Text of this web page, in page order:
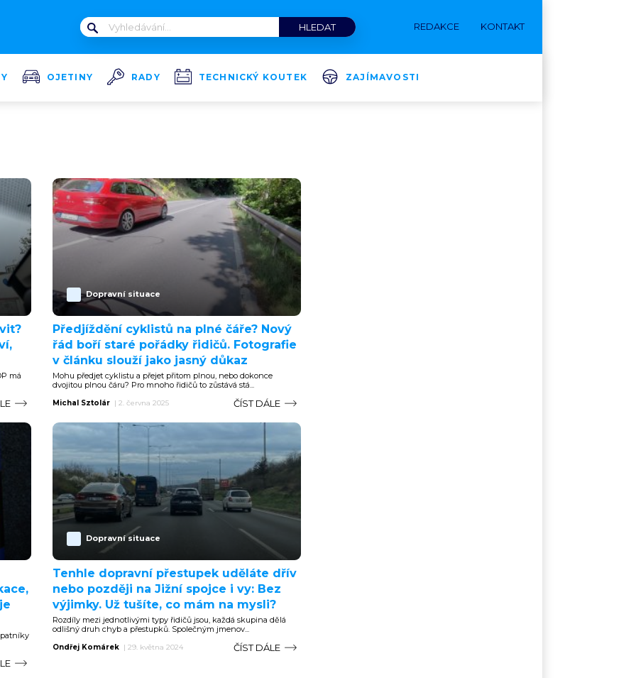
REDAKCE KONTAKT
OJETINY RADY TECHNICKÝ KOUTEK ZAJÍMAVOSTI
má
Dopravní situace
Předjíždění cyklistů na plné čáře? Nový
řád boří staré pořádky řidičů. Fotografie
v článku slouží jako jasný důkaz
Mohu předjet cyklistu a přejet přitom plnou, nebo dokonce
dvojitou plnou čáru? Pro mnoho řidičů to zůstává stá...
Michal Sztolár | 2. června 2025 ČÍST DÁLE
Dopravní situace
Tenhle dopravní přestupek uděláte dřív
nebo později na Jižní spojce i vy: Bez
výjimky. Už tušíte, co mám na mysli?
Rozdíly mezi jednotlivými typy řidičů jsou, každá skupina dělá
odlišný druh chyb a přestupků. Společným jmenov...
Ondřej Komárek | 29. května 2024 ČÍST DÁLE